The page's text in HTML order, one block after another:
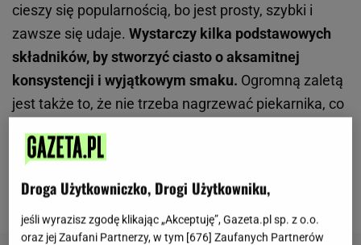
cieszy się popularnością, bo jest prosty, szybki i
zawsze się udaje. Wystarczy kilka podstawowych
składników, by stworzyć ciasto o aksamitnej
konsystencji i wyjątkowym smaku. Ogromną zaletą
jest także to, że nie trzeba nagrzewać piekarnika, co
sprawdzi się zarówno na rodzinne spotkanie, jak i
słodkiego dokawy.
Droga Użytkowniczko, Drogi Użytkowniku,
jeśli wyrazisz zgodę klikając „Akceptuję”, Gazeta.pl sp. z o.o.
oraz jej Zaufani Partnerzy, w tym [676] Zaufanych Partnerów